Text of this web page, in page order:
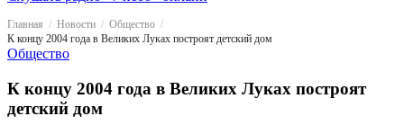
Главная Новости
Общество
К концу 2004 года в Великих Луках построят детский дом
Общество
К концу 2004 года в Великих Луках построят
детский дом